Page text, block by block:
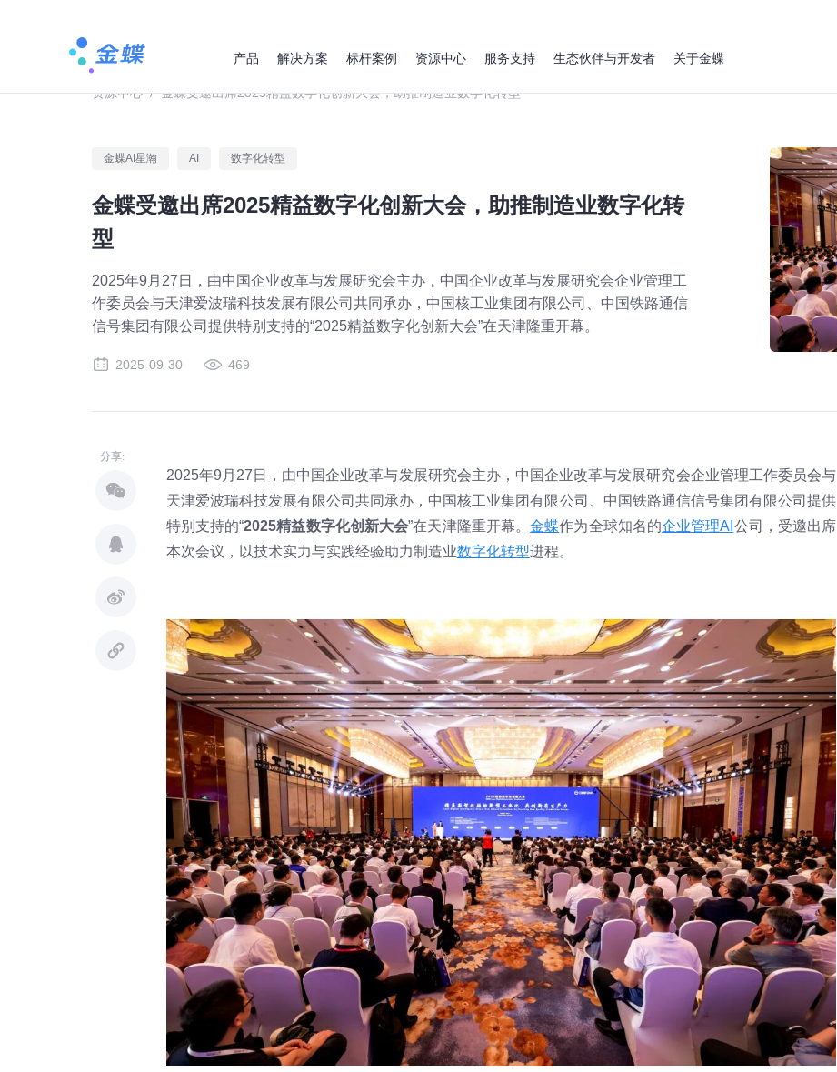
产品 解决方案 标杆案例 资源中心 服务支持 生态伙伴与开发者 关于金蝶
资源中心 / 金蝶受邀出席2025精益数字化创新大会，助推制造业数字化转型
金蝶AI星瀚 AI 数字化转型
金蝶受邀出席2025精益数字化创新大会，助推制造业数字化转
型
2025年9月27日，由中国企业改革与发展研究会主办，中国企业改革与发展研究会企业管理工
作委员会与天津爱波瑞科技发展有限公司共同承办，中国核工业集团有限公司、中国铁路通信
信号集团有限公司提供特别支持的“2025精益数字化创新大会”在天津隆重开幕。
2025-09-30 469
分享:
2025年9月27日，由中国企业改革与发展研究会主办，中国企业改革与发展研究会企业管理工作委员会与
天津爱波瑞科技发展有限公司共同承办，中国核工业集团有限公司、中国铁路通信信号集团有限公司提供
特别支持的“2025精益数字化创新大会”在天津隆重开幕。金蝶作为全球知名的企业管理AI 公司，受邀出席
本次会议，以技术实力与实践经验助力制造业数字化转型进程。